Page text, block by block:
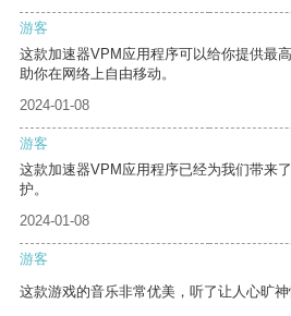
游客
这款加速器VPM应用程序可以给你提供最
助你在网络上自由移动。
2024-01-08
游客
这款加速器VPM应用程序已经为我们带来
护。
2024-01-08
游客
这款游戏的音乐非常优美，听了让人心旷神